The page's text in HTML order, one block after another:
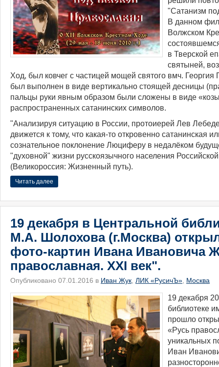
"Сатанизм
В данном
Волжском
в Тверской
святыней,
Ход, был ковчег с частицей мощей святого вмч. Георгия
был выполнен в виде вертикально стоящей десницы
пальцы руки явным образом были сложены в виде
распространенных сатанинских символов.
"Анализируя ситуацию в России, протоиерей Лев
движется к тому, что какая-то откровенно сатанинская
сознательное поклонение Люциферу в недалёком
"духовной" жизни русскоязычного населения
(Великороссия: Жизненный путь).
Читать далее
19 декабря в Центральной
М.А. Шолохова (г.Москва)
фото-картин Ивана Ивановича
православная. XXI век".
Опубликовано 07.01.2016 в Иван Жук ЛИК «РусичЪ» Москва
​19 декабря
библиотеке
прошло
«Русь
уникальных
Иван